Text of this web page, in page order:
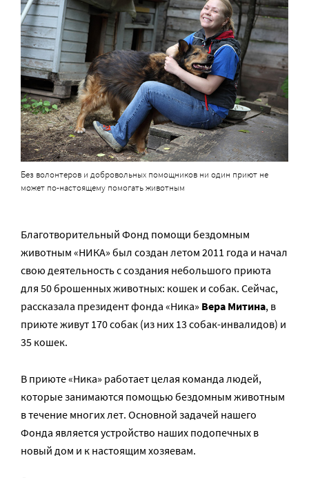
Без волонтеров и добровольных помощников ни один приют не
может по-настоящему помогать животным
Благотворительный Фонд помощи бездомным
животным «НИКА» был создан летом 2011 года и начал
свою деятельность с создания небольшого приюта
для 50 брошенных животных: кошек и собак. Сейчас,
рассказала президент фонда «Ника» Вера Митина, в
приюте живут 170 собак (из них 13 собак-инвалидов) и
35 кошек.
В приюте «Ника» работает целая команда людей,
которые занимаются помощью бездомным животным
в течение многих лет. Основной задачей нашего
Фонда является устройство наших подопечных в
новый дом и к настоящим хозяевам.